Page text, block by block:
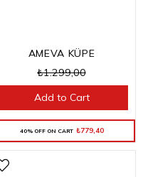
AMEVA KÜPE
₺1.299,00
40% OFF ON CART ₺779,40
Add to Cart